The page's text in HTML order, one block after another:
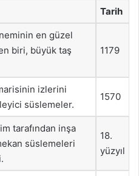
Tarih
en güzel
biri, büyük taş
1179
izlerini
süslemeler.
1570
tarafından inşa
süslemeleri
18.
yüzyıl